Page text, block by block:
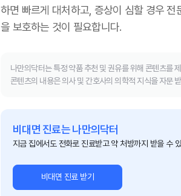
하면 빠르게 대처하고, 증상이 심할 경우
을 보호하는 것이 필요합니다.
나만의닥터는 특정 약품 추천 및 권유를 위해 콘텐츠를
콘텐츠의 내용은 의사 및 간호사의 의학적 지식을 자문
비대면 진료는 나만의닥터
지금 집에서도 전화로 진료받고 약 처방까지 받을 수
비대면 진료 받기